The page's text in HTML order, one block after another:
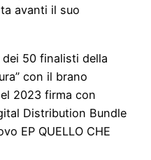
avanti il suo
50 finalisti della
con il brano
2023 firma con
Distribution Bundle
EP QUELLO CHE